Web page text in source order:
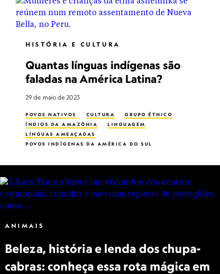
HISTÓRIA E CULTURA
Quantas línguas indígenas são
faladas na América Latina?
29 de maio de 2023
POVOS NATIVOS CULTURA
GRUPO ÉTNICO
ÍNDIOS DA AMAZÔNIA
LINGUAGEM
LÍNGUAS AMEAÇADAS
POVOS INDÍGENAS DA AMÉRICA DO SUL
ANIMAIS
Beleza, história e lenda dos chupa-
cabras: conheça essa rota mágica em